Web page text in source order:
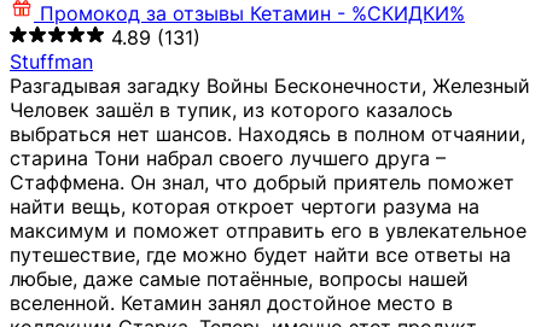
Промокод за отзывы Кетамин - %СКИДКИ%
4.89 (131)
Stuffman
Разгадывая загадку Войны Бесконечности, Железный
Человек зашёл в тупик, из которого казалось
выбраться нет шансов. Находясь в полном отчаянии,
старина Тони набрал своего лучшего друга –
Стаффмена. Он знал, что добрый приятель поможет
найти вещь, которая откроет чертоги разума на
максимум и поможет отправить его в увлекательное
путешествие, где можно будет найти все ответы на
любые, даже самые потаённые, вопросы нашей
вселенной. Кетамин занял достойное место в